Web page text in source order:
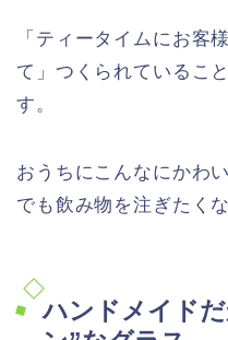
「ティータイムにお客
て」つくられているこ
す。
おうちにこんなにかわ
でも飲み物を注ぎたく
ハンドメイド